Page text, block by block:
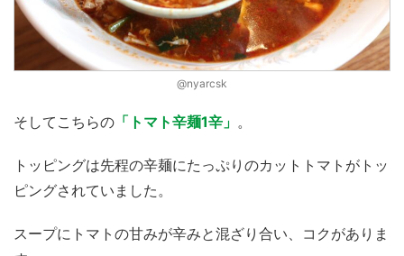
@nyarcsk
そしてこちらの 「トマト辛麺1辛」 。
トッピングは先程の辛麺にたっぷりのカットトマトがトッ
ピングされていました。
スープにトマトの甘みが辛みと混ざり合い、コクがありま